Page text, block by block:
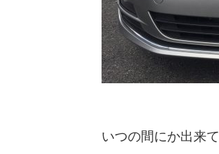
いつの間にか出来